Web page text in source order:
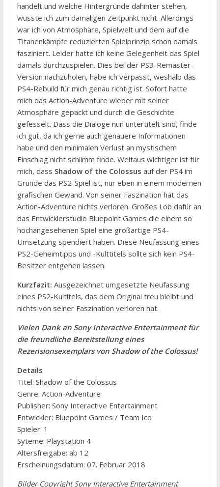
handelt und welche Hintergründe dahinter stehen,
wusste ich zum damaligen Zeitpunkt nicht. Allerdings
war ich von Atmosphäre, Spielwelt und dem auf die
Titanenkämpfe reduzierten Spielprinzip schon damals
fasziniert. Leider hatte ich keine Gelegenheit das Spiel
damals durchzuspielen. Dies bei der PS3-Remaster-
Version nachzuholen, habe ich verpasst, weshalb das
PS4-Rebuild für mich genau richtig ist. Sofort hatte
mich das Action-Adventure wieder mit seiner
Atmosphäre gepackt und durch die Geschichte
gefesselt. Dass die Dialoge nun untertitelt sind, finde
ich gut, da ich gerne auch genauere Informationen
habe und den minimalen Verlust an mystischem
Einschlag nicht schlimm finde. Weitaus wichtiger ist für
mich, dass Shadow of the Colossus auf der PS4 im
Grunde das PS2-Spiel ist, nur eben in einem modernen
grafischen Gewand. Von seiner Faszination hat das
Action-Adventure nichts verloren. Großes Lob dafür an
das Entwicklerstudio Bluepoint Games die einem so
hochangesehenen Spiel eine großartige PS4-
Umsetzung spendiert haben. Diese Neufassung eines
PS2-Geheimtipps und -Kulttitels sollte sich kein PS4-
Besitzer entgehen lassen.
Kurzfazit: Ausgezeichnet umgesetzte Neufassung
eines PS2-Kultitels, das dem Original treu bleibt und
nichts von seiner Faszination verloren hat.
Vielen Dank an Sony Interactive Entertainment für
die freundliche Bereitstellung eines
Rezensionsexemplars von Shadow of the Colossus!
Details
Titel: Shadow of the Colossus
Genre: Action-Adventure
Publisher: Sony Interactive Entertainment
Entwickler: Bluepoint Games / Team Ico
Spieler: 1
Syteme: Playstation 4
Altersfreigabe: ab 12
Erscheinungsdatum: 07. Februar 2018
Bilder Copyright Sony Interactive Entertainment